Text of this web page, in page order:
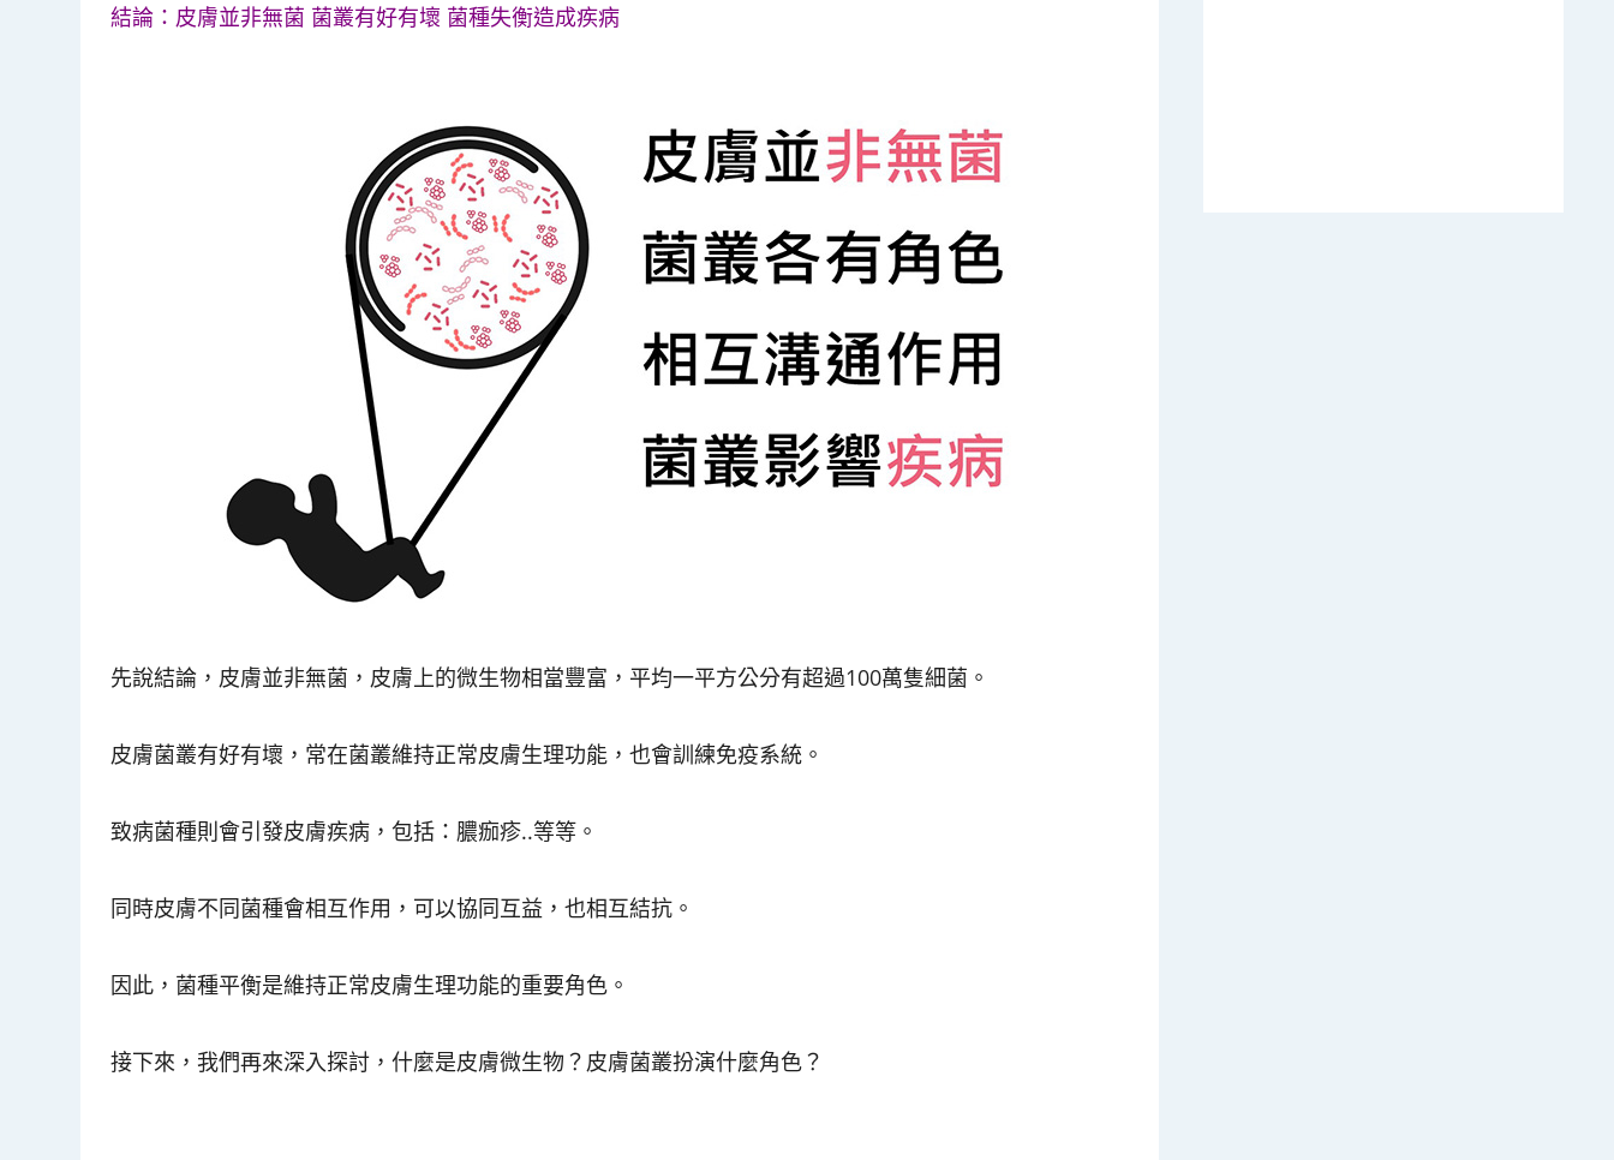
結論：皮膚並非無菌 菌叢有好有壞 菌種失衡造成疾病
先說結論，皮膚並非無菌，皮膚上的微生物相當豐富，平均一平方公分有超過100萬隻細菌。
皮膚菌叢有好有壞，常在菌叢維持正常皮膚生理功能，也會訓練免疫系統。
致病菌種則會引發皮膚疾病，包括：膿痂疹..等等。
同時皮膚不同菌種會相互作用，可以協同互益，也相互結抗。
因此，菌種平衡是維持正常皮膚生理功能的重要角色。
接下來，我們再來深入探討，什麼是皮膚微生物？皮膚菌叢扮演什麼角色？